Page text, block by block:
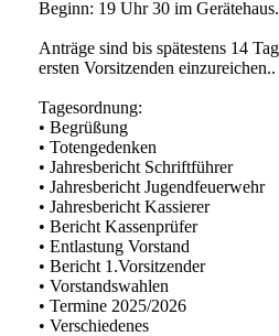
Beginn: 19 Uhr 30 im Gerätehaus.
Anträge sind bis spätestens 14
ersten Vorsitzenden einzureichen..
Tagesordnung:
• Begrüßung
• Totengedenken
• Jahresbericht Schriftführer
• Jahresbericht Jugendfeuerwehr
• Jahresbericht Kassierer
• Bericht Kassenprüfer
• Entlastung Vorstand
• Bericht 1.Vorsitzender
• Vorstandswahlen
• Termine 2025/2026
• Verschiedenes